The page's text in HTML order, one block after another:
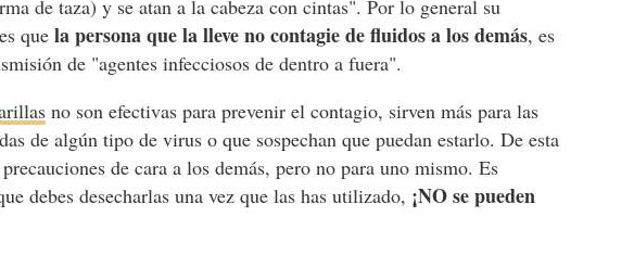
de taza) y se atan a la cabeza con cintas". Por lo general su
que la persona que la lleve no contagie de fluidos a los demás, es
de "agentes infecciosos de dentro a fuera".
no son efectivas para prevenir el contagio, sirven más para las
de algún tipo de virus o que sospechan que puedan estarlo. De esta
de cara a los demás, pero no para uno mismo. Es
debes desecharlas una vez que las has utilizado, ¡NO se pueden